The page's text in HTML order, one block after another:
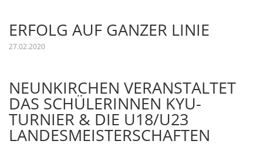
ERFOLG AUF GANZER LINIE
27.02.2020
NEUNKIRCHEN VERANSTALTET
DAS SCHÜLERINNEN KYU-
TURNIER & DIE U18/U23
LANDESMEISTERSCHAFTEN